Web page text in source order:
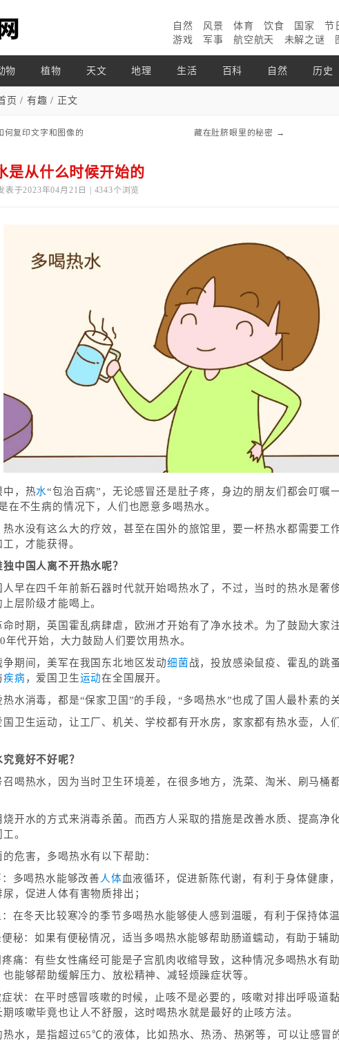
自然 风景 体育 饮食 国家 节
游戏
军事 航空航天 未解之谜
物 植物 天文 地理 生活 百科 自然 历史
页 /有趣 / 正文
何复印文字和图像的 藏在肚脐眼里的秘密 →
是从什么时候开始的
表于2023年04月21日 | 4343个浏览
中，热水“包治百病”，无论感冒还是肚子疼，身边的朋友们都会叮嘱
在不生病的情况下，人们也愿意多喝热水。
热水没有这么大的疗效，甚至在国外的旅馆里，要一杯热水都需要工
，才能获得。
中国人离不开热水呢？
人早在四千年前新石器时代就开始喝热水了，不过，当时的热水是奢
层阶级才能喝上。
命时期，英国霍乱病肆虐，欧洲才开始有了净水技术。为了鼓励大家
年代开始，大力鼓励人们要饮用热水。
争期间，美军在我国东北地区发动细菌 战，投放感染鼠疫、霍乱的跳
疾病 ，爱国卫生运动在全国展开。
热水消毒，都是“保家卫国”的手段，“多喝热水”也成了国人最朴素的
国卫生运动，让工厂、机关、学校都有开水房，家家都有热水壶，人
竟好不好呢？
召喝热水，因为当时卫生环境差，在很多地方，洗菜、淘米、刷马桶
烧开水的方式来消毒杀菌。而西方人采取的措施是改善水质、提高净
。
危害，多喝热水有以下帮助：
多喝热水能够改善 人体血液循环，促进新陈代谢，有利于身体健康
，促进人体有害物质排出；
在冬天比较寒冷的季节多喝热水能够使人感到温暖，有利于保持体温
秘：如果有便秘情况，适当多喝热水能够帮助肠道蠕动，有助于辅助
痛：有些女性痛经可能是子宫肌肉收缩导致，这种情况多喝热水有
也能够帮助缓解压力、放松精神、减轻烦躁症状等。
状：在平时感冒咳嗽的时候，止咳不是必要的，咳嗽对排出呼吸道
期咳嗽毕竟也让人不舒服，这时喝热水就是最好的止咳方法。
热水，是指超过65℃的液体，比如热水、热汤、热粥等，可以让感冒